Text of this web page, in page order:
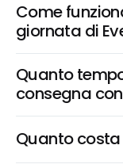
Come
giornata di
Quanto
consegna con
Quanto costa